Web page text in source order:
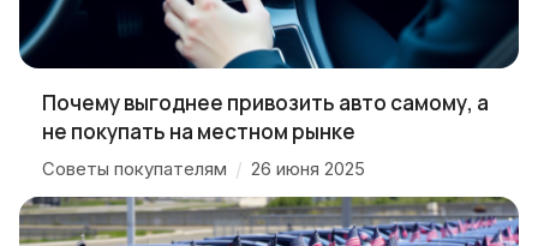
Почему выгоднее привозить авто самому, а
не покупать на местном рынке
Советы покупателям / 26 июня 2025